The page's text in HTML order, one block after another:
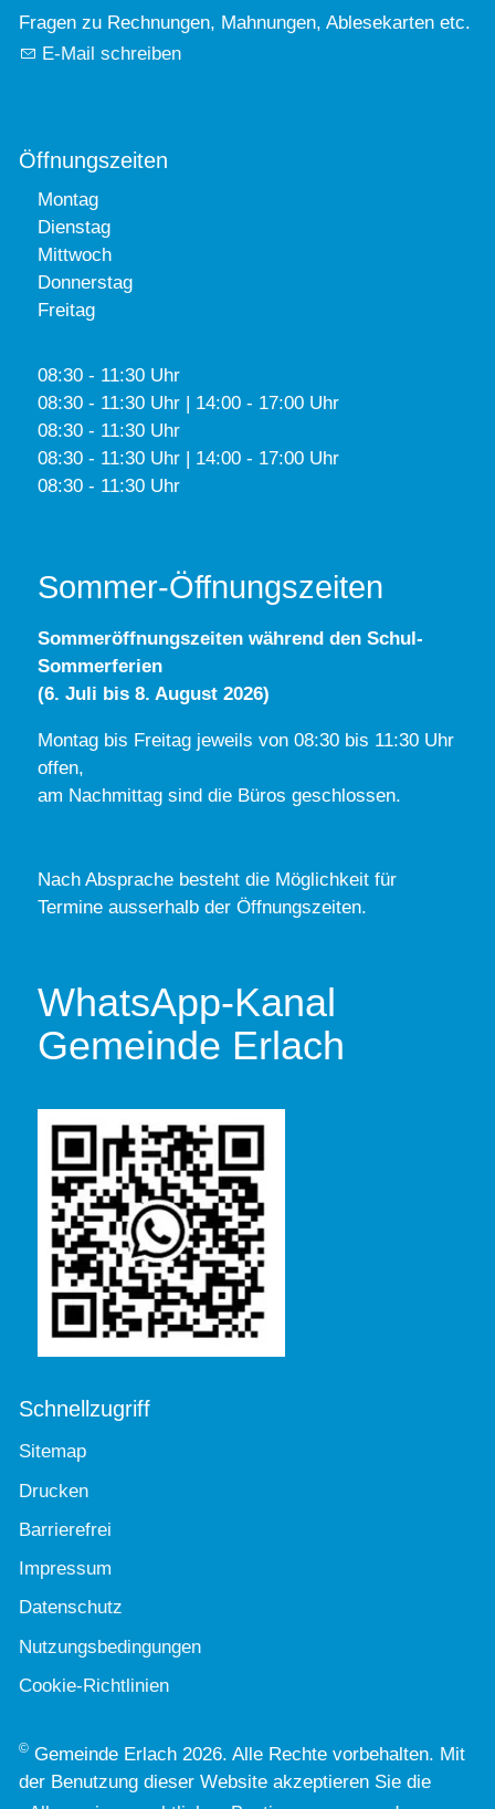
Fragen zu Rechnungen, Mahnungen, Ablesekarten etc.
E-Mail schreiben
Öffnungszeiten
Montag
Dienstag
Mittwoch
Donnerstag
Freitag
08:30 - 11:30 Uhr
08:30 - 11:30 Uhr | 14:00 - 17:00 Uhr
08:30 - 11:30 Uhr
08:30 - 11:30 Uhr | 14:00 - 17:00 Uhr
08:30 - 11:30 Uhr
Sommer-Öffnungszeiten
Sommeröffnungszeiten während den Schul-
Sommerferien
(6. Juli bis 8. August 2026)
Montag bis Freitag jeweils von 08:30 bis 11:30 Uhr
offen,
am Nachmittag sind die Büros geschlossen.
Nach Absprache besteht die Möglichkeit für
Termine ausserhalb der Öffnungszeiten.
WhatsApp-Kanal
Gemeinde Erlach
Schnellzugriff
Sitemap
Drucken
Barrierefrei
Impressum
Datenschutz
Nutzungsbedingungen
Cookie-Richtlinien
© Gemeinde Erlach 2026. Alle Rechte vorbehalten. Mit
der Benutzung dieser Website akzeptieren Sie die